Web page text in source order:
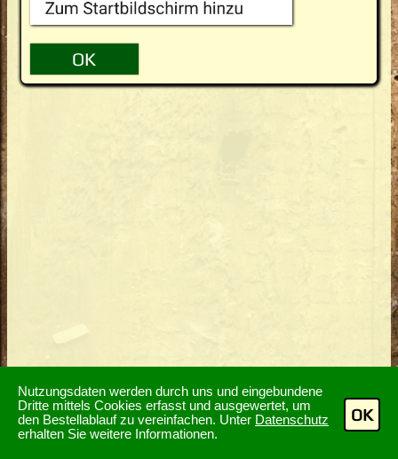
Nutzungsdaten werden durch uns und eingebundene
Dritte mittels Cookies erfasst und ausgewertet, um
den Bestellablauf zu vereinfachen. Unter Datenschutz
erhalten Sie weitere Informationen.
OK